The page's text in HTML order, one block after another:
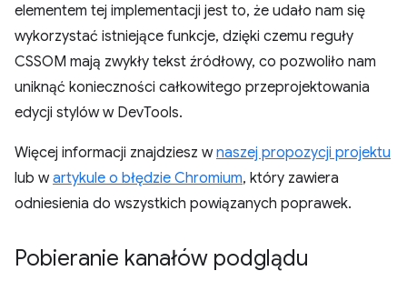
elementem tej implementacji jest to, że udało nam się
wykorzystać istniejące funkcje, dzięki czemu reguły
CSSOM mają zwykły tekst źródłowy, co pozwoliło nam
uniknąć konieczności całkowitego przeprojektowania
edycji stylów w DevTools.
Więcej informacji znajdziesz wnaszej propozycji projektu
lub wartykule o błędzie Chromium, który zawiera
odniesienia do wszystkich powiązanych poprawek.
Pobieranie kanałów podglądu